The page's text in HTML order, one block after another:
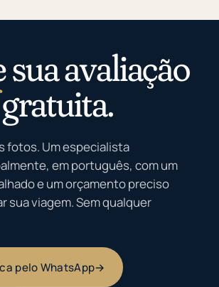
avaliação
fotos. Um especialista
em português, com um
e um orçamento preciso
sua viagem. Sem qualquer
pelo WhatsApp→